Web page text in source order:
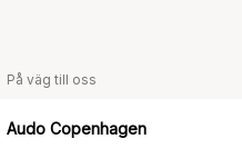
På väg till oss
Audo Copenhagen